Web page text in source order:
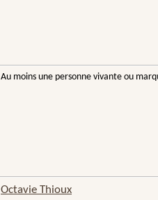
Au moins une personne vivante ou
Octavie Thioux